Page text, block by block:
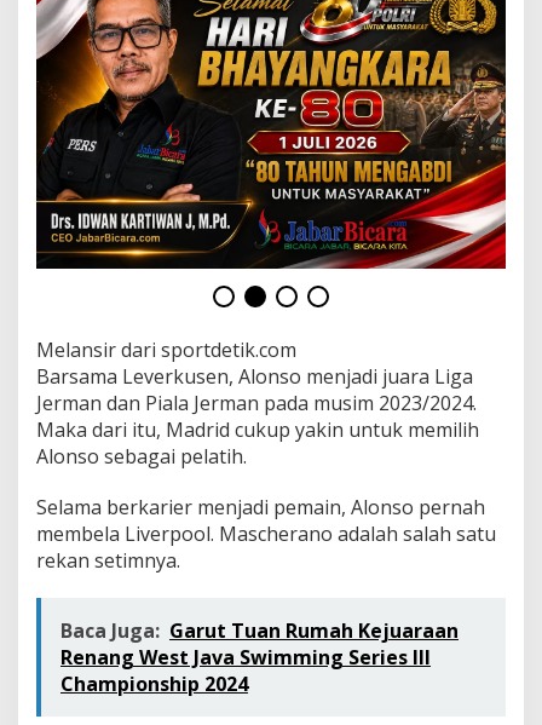
r
i
d
o
h
J
a
v
i
e
r
c
h
e
r
a
n
Melansir dari sportdetik.com
Barsama Leverkusen, Alonso menjadi juara Liga
Jerman dan Piala Jerman pada musim 2023/2024.
Maka dari itu, Madrid cukup yakin untuk memilih
Alonso sebagai pelatih.
Selama berkarier menjadi pemain, Alonso pernah
membela Liverpool. Mascherano adalah salah satu
rekan setimnya.
Baca Juga: Garut Tuan Rumah Kejuaraan
Renang West Java Swimming Series III
Championship 2024